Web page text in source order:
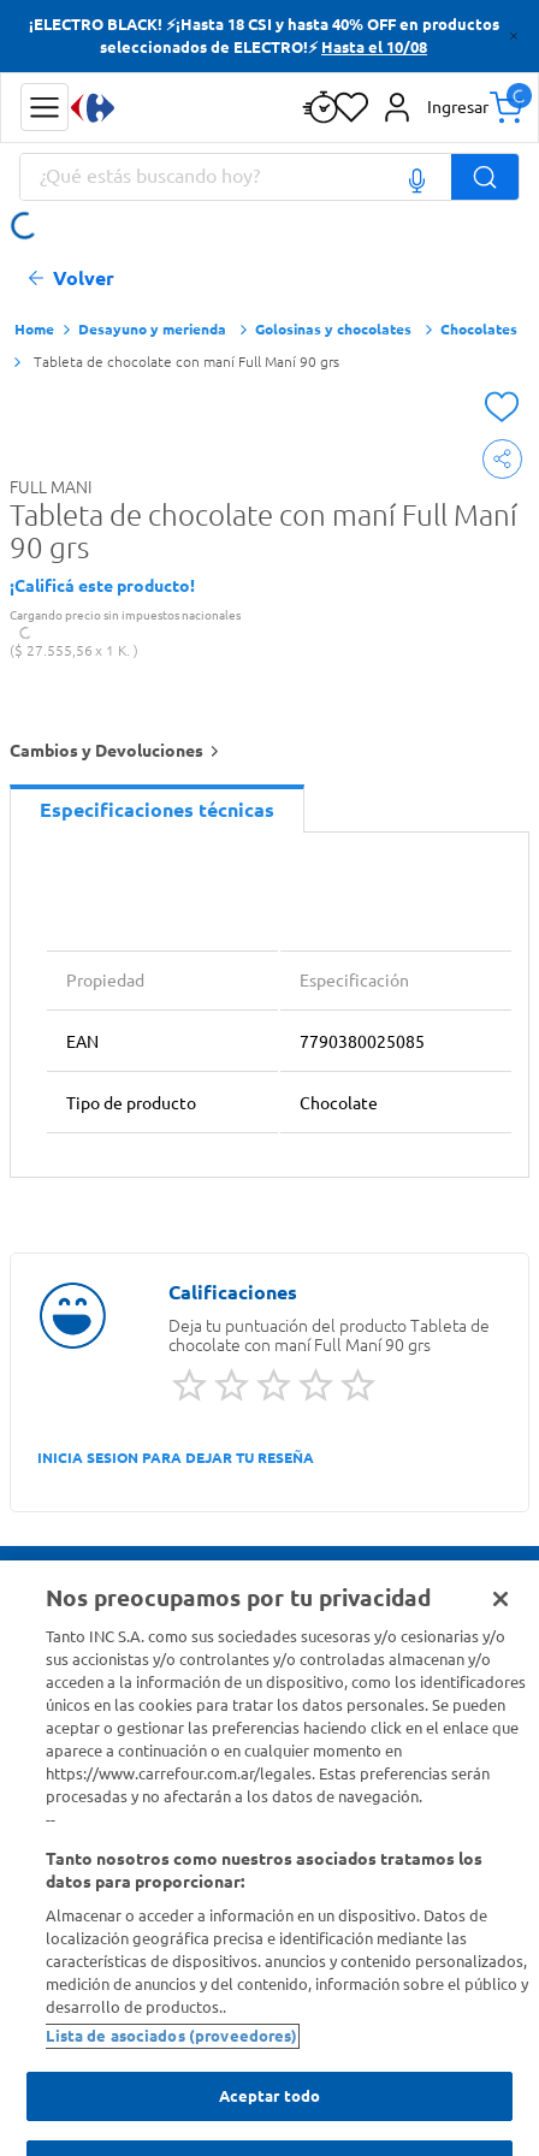
¡ELECTRO BLACK! ⚡¡Hasta 18 CSI y hasta 40% OFF en productos
seleccionados de ELECTRO!⚡ Hasta el 10/08
Ingresar
¿Qué estás buscando hoy?
Volver
Desayuno y merienda Golosinas y chocolates Chocolates
Tableta de chocolate con maní Full Maní 90 grs
FULL MANI
Tableta de chocolate con maní Full Maní
90 grs
¡Calificá este producto!
Cargando precio sin impuestos nacionales
$ 27.555,56 1 K.
Cambios y Devoluciones
Especificaciones técnicas
Propiedad Especificación
EAN 7790380025085
Tipo de producto Chocolate
Deja tu puntuación del producto Tableta de
chocolate con maní Full Maní 90 grs
INICIA SESION PARA DEJAR TU RESEÑA
Estamos para ayudarte
¿Tenés una consulta? Comunicate con nosotros acá
Descubrí Carrefour
Conocenos
Info útil
Comprá Online
Nos preocupamos por tu privacidad
Tanto INC S.A. como sus sociedades sucesoras y/o cesionarias y/o
sus accionistas y/o controlantes y/o controladas almacenan y/o
acceden a la información de un dispositivo, como los identificadores
únicos en las cookies para tratar los datos personales. Se pueden
aceptar o gestionar las preferencias haciendo click en el enlace que
aparece a continuación o en cualquier momento en
https://www.carrefour.com.ar/legales. Estas preferencias serán
procesadas y no afectarán a los datos de navegación.
--
Tanto nosotros como nuestros asociados tratamos los
datos para proporcionar:
Almacenar o acceder a información en un dispositivo. Datos de
localización geográfica precisa e identificación mediante las
características de dispositivos. anuncios y contenido personalizados,
medición de anuncios y del contenido, información sobre el público y
desarrollo de productos..
Lista de asociados (proveedores)
Aceptar todo
Términos más buscados
Yerba
Cerveza
Papas Fritas
Términos más buscados
Yerba
Cerveza
Papas Fritas
Doves